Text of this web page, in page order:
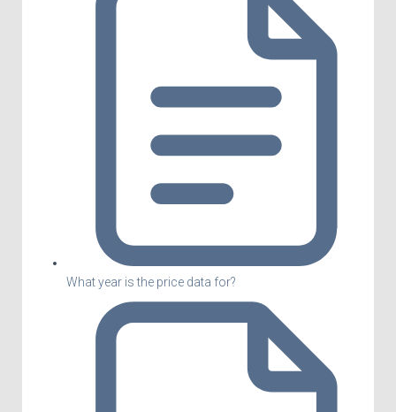
What year is the price data for?